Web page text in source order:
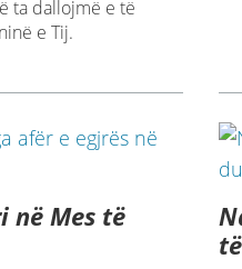
ta dallojmë e të
e Tij.
në Mes të